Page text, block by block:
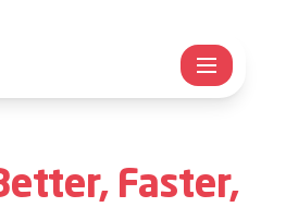
Faster,